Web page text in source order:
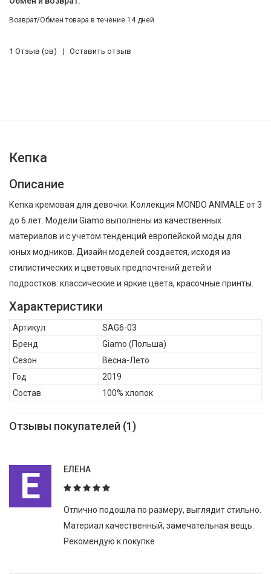
Возврат/Обмен товара в течение 14 дней
1 Отзыв (ов) Оставить отзыв
Кепка
Описание
Кепка кремовая для девочки. Коллекция MONDO ANIMALE от 3
до 6 лет. Модели Giamo выполнены из качественных
материалов и с учетом тенденций европейской моды для
юных модников. Дизайн моделей создается, исходя из
стилистических и цветовых предпочтений детей и
подростков: классические и яркие цвета, красочные принты.
соответствует всем самым актуальным европейским
критериям и нормам безопасности использования и охраны
окружающей среды., Giamo Кепка для девочки SAG6-03 ,
Весна-Лето, Состав: 100% хлопок
Характеристики
Артикул
SAG6-03
Бренд
Giamo (Польша)
Сезон
Весна-Лето
Год
2019
Состав
100% хлопок
Отзывы покупателей (1)
Е ЕЛЕНА
Отлично подошла по размеру, выглядит стильно.
Материал качественный, замечательная вещь.
Рекомендую к покупке